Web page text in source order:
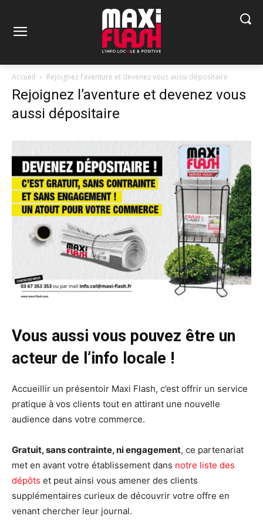
Accueil Rejoignez l’aventure et devenez vous aussi dépositaire
Rejoignez l’aventure et devenez vous
aussi dépositaire
Vous aussi vous pouvez être un
acteur de l’info locale !
Accueillir un présentoir Maxi Flash, c’est offrir un service
pratique à vos clients tout en attirant une nouvelle
audience dans votre commerce.
Gratuit, sans contrainte, ni engagement, ce partenariat
met en avant votre établissement dans notre liste des
dépôts et peut ainsi vous amener des clients
supplémentaires curieux de découvrir votre offre en
venant chercher leur journal.